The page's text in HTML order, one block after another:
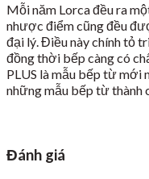
Mỗi năm Lorca đều ra
nhược điểm cũng đều
đại lý. Điều này chính tỏ
đồng thời bếp càng có
PLUS là mẫu bếp từ mới
những mẫu bếp từ thành
Đánh giá